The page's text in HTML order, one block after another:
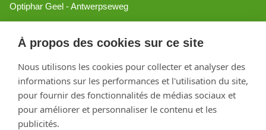
À propos des cookies sur ce site
Nous utilisons les cookies pour collecter et analyser des
informations sur les performances et l'utilisation du site,
pour fournir des fonctionnalités de médias sociaux et
pour améliorer et personnaliser le contenu et les
publicités.
Optiphar Geel - Antwerpseweg
Optiphar Mol
Créé avec Shopware